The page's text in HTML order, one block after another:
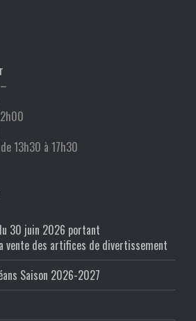
13h30 à 17h30
30 juin 2026 portant
vente des artifices de divertissement
Saison 2026-2027